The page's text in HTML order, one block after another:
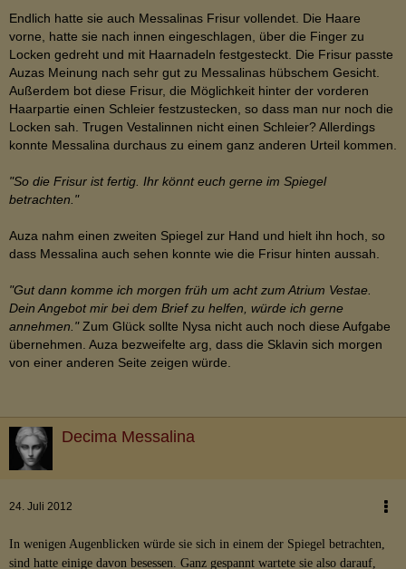
Endlich hatte sie auch Messalinas Frisur vollendet. Die Haare
vorne, hatte sie nach innen eingeschlagen, über die Finger zu
Locken gedreht und mit Haarnadeln festgesteckt. Die Frisur passte
Auzas Meinung nach sehr gut zu Messalinas hübschem Gesicht.
Außerdem bot diese Frisur, die Möglichkeit hinter der vorderen
Haarpartie einen Schleier festzustecken, so dass man nur noch die
Locken sah. Trugen Vestalinnen nicht einen Schleier? Allerdings
konnte Messalina durchaus zu einem ganz anderen Urteil kommen.
"So die Frisur ist fertig. Ihr könnt euch gerne im Spiegel
betrachten."
Auza nahm einen zweiten Spiegel zur Hand und hielt ihn hoch, so
dass Messalina auch sehen konnte wie die Frisur hinten aussah.
"Gut dann komme ich morgen früh um acht zum Atrium Vestae.
Dein Angebot mir bei dem Brief zu helfen, würde ich gerne
annehmen."Zum Glück sollte Nysa nicht auch noch diese Aufgabe
übernehmen. Auza bezweifelte arg, dass die Sklavin sich morgen
von einer anderen Seite zeigen würde.
Decima Messalina
24. Juli 2012
In wenigen Augenblicken würde sie sich in einem der Spiegel betrachten,
sind hatte einige davon besessen. Ganz gespannt wartete sie also darauf,